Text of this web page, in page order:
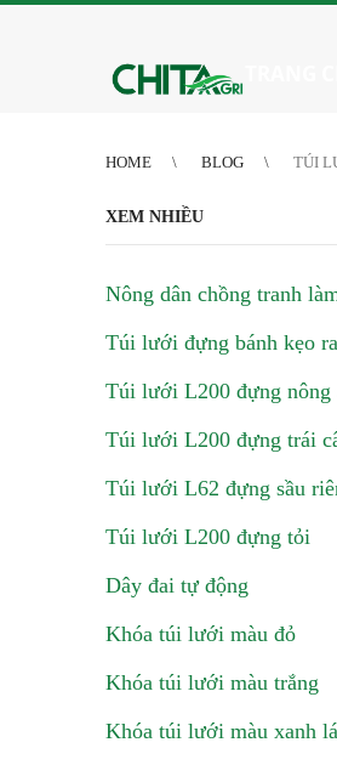
HOME BLOG TÚI
XEM NHIỀU
Nông dân chồng tranh
Túi lưới đựng bánh kẹo
Túi lưới L200 đựng nông
Túi lưới L200 đựng trái
Túi lưới L62 đựng sầu
Túi lưới L200 đựng tỏi
Dây đai tự động
Khóa túi lưới màu đỏ
Khóa túi lưới màu trắng
Khóa túi lưới màu xanh lá